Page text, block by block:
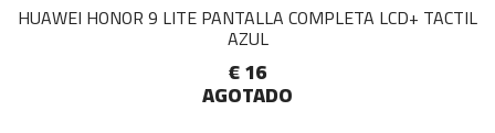
HUAWEI HONOR 9 LITE PANTALLA COMPLETA LCD+ TACTIL
AZUL
€ 16
AGOTADO